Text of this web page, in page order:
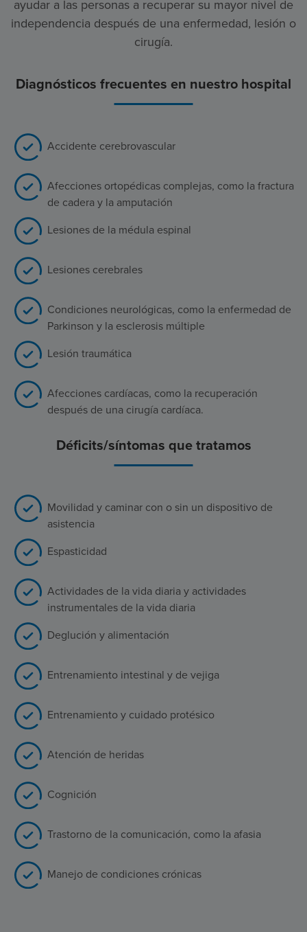
ayudar a las personas a recuperar su mayor nivel de
independencia después de una enfermedad, lesión o
cirugía.
Diagnósticos frecuentes en nuestro hospital
Accidente cerebrovascular
Afecciones ortopédicas complejas, como la fractura
de cadera y la amputación
Lesiones de la médula espinal
Lesiones cerebrales
Condiciones neurológicas, como la enfermedad de
Parkinson y la esclerosis múltiple
Lesión traumática
Afecciones cardíacas, como la recuperación
después de una cirugía cardíaca.
Déficits/síntomas que tratamos
Movilidad y caminar con o sin un dispositivo de
asistencia
Espasticidad
Actividades de la vida diaria y actividades
instrumentales de la vida diaria
Deglución y alimentación
Entrenamiento intestinal y de vejiga
Entrenamiento y cuidado protésico
Atención de heridas
Cognición
Trastorno de la comunicación, como la afasia
Manejo de condiciones crónicas